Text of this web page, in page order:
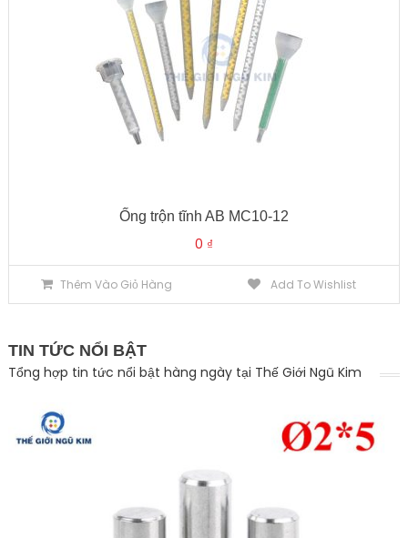
Ống trộn tĩnh AB MC10-12
0 ₫
Thêm Vào Giỏ Hàng Add To Wishlist
TIN TỨC NỔI BẬT
Tổng hợp tin tức nổi bật hàng ngày tại Thế Giới Ngũ Kim